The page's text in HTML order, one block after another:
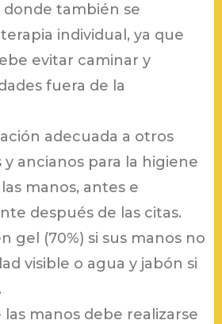
donde también se
individual, ya que
evitar caminar y
fuera de la
adecuada a otros
y ancianos para la higiene
manos, antes e
después de las citas.
gel (70%) si sus manos no
visible o agua y jabón si
las manos debe realizarse